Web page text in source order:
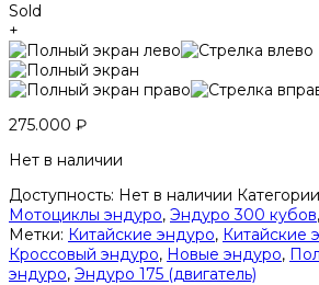
Sold
+
275.000 ₽
Нет в наличии
Доступность: Нет в наличии
Мотоциклы эндуро, Эндуро 300 кубов,
Метки: Китайские эндуро, Китайские
Кроссовый эндуро, Новые эндуро,
эндуро, Эндуро 175 (двигатель)